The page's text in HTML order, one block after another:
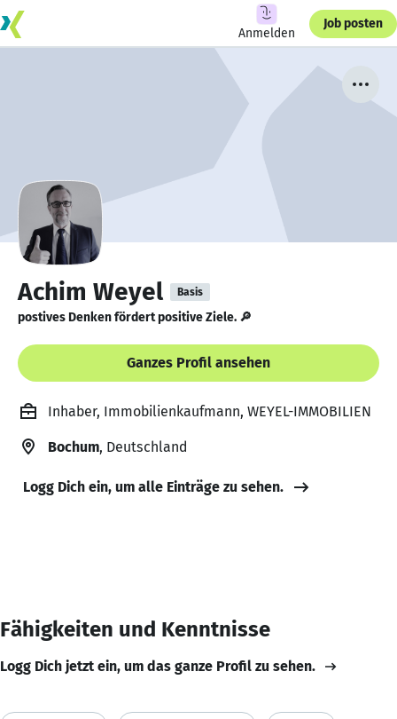
Anmelden
Job posten
Achim Weyel Basis
postives Denken fördert positive Ziele. 🔎
Ganzes Profil ansehen
Inhaber, Immobilienkaufmann, WEYEL-IMMOBILIEN
Bochum, Deutschland
Logg Dich ein, um alle Einträge zu sehen.
Fähigkeiten und Kenntnisse
Logg Dich jetzt ein, um das ganze Profil zu sehen.